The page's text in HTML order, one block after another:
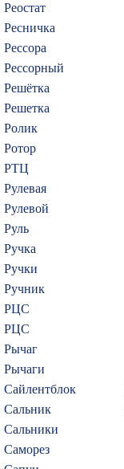
Реостат
Ресничка
Рессора
Рессорный
Решётка
Решетка
Ролик
Ротор
РТЦ
Рулевая
Рулевой
Руль
Ручка
Ручки
Ручник
РЦC
РЦС
Рычаг
Рычаги
Сайлентблок
Сальник
Сальники
Саморез